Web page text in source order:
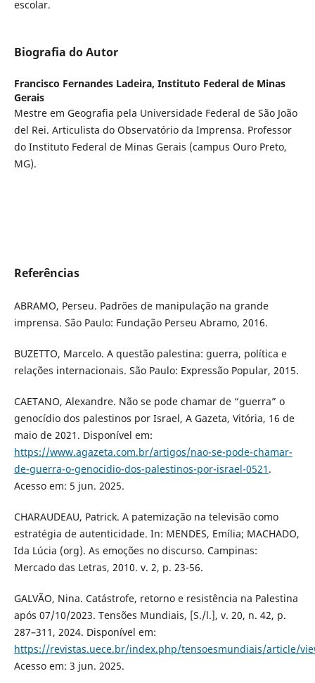
escolar.
Biografia do Autor
Francisco Fernandes Ladeira, Instituto Federal de Minas
Gerais
Mestre em Geografia pela Universidade Federal de São João
del Rei. Articulista do Observatório da Imprensa. Professor
do Instituto Federal de Minas Gerais (campus Ouro Preto,
MG).
Referências
ABRAMO, Perseu. Padrões de manipulação na grande
imprensa. São Paulo: Fundação Perseu Abramo, 2016.
BUZETTO, Marcelo. A questão palestina: guerra, política e
relações internacionais. São Paulo: Expressão Popular, 2015.
CAETANO, Alexandre. Não se pode chamar de “guerra” o
genocídio dos palestinos por Israel, A Gazeta, Vitória, 16 de
maio de 2021. Disponível em:
https://www.agazeta.com.br/artigos/nao-se-pode-chamar-
de-guerra-o-genocidio-dos-palestinos-por-israel-0521 .
Acesso em: 5 jun. 2025.
CHARAUDEAU, Patrick. A patemização na televisão como
estratégia de autenticidade. In: MENDES, Emília; MACHADO,
Ida Lúcia (org). As emoções no discurso. Campinas:
Mercado das Letras, 2010. v. 2, p. 23-56.
GALVÃO, Nina. Catástrofe, retorno e resistência na Palestina
após 07/10/2023. Tensões Mundiais, [S./l.], v. 20, n. 42, p.
287–311, 2024. Disponível em:
https://revistas.uece.br/index.php/tensoesmundiais/article/
Acesso em: 3 jun. 2025.